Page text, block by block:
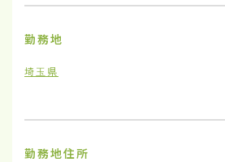
勤務地
埼玉県
勤務地住所